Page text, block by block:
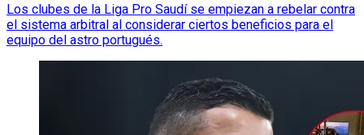
Los clubes de la Liga Pro Saudí se empiezan a rebelar contra
el sistema arbitral al considerar ciertos beneficios para el
equipo del astro portugués.